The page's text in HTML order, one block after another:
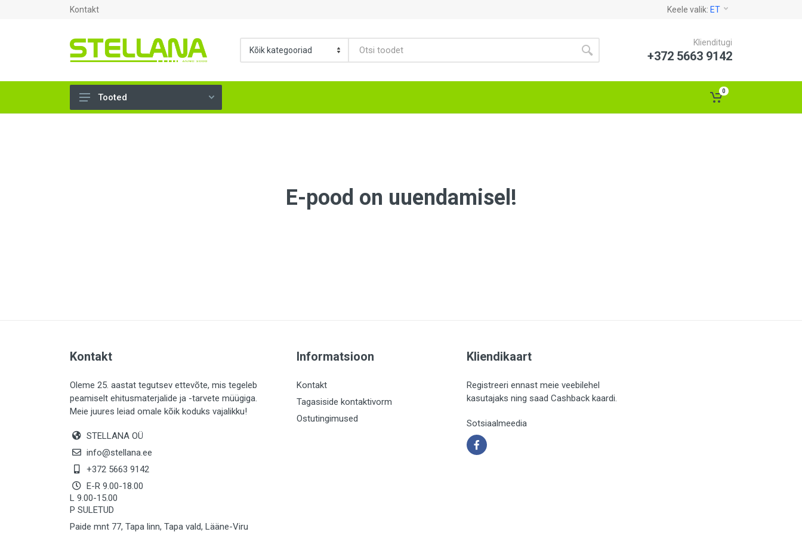
Kontakt Keele valik: ET
Klienditugi
+372 5663 9142
LIISTUD (183)
KIVID (31)
KATTED (133)
MAALRITARBED (1029)
SOOJUSTUS (15)
KEEMIA (222)
TÖÖRIIDED (117)
SAUN (8)
Tooted
0
E-pood on uuendamisel!
Kontakt
Oleme 25. aastat tegutsev ettevõte, mis tegeleb
peamiselt ehitusmaterjalide ja -tarvete müügiga.
Meie juures leiad omale kõik koduks vajalikku!
STELLANA OÜ
info@stellana.ee
+372 5663 9142
E-R 9.00-18.00
L 9.00-15.00
P SULETUD
Paide mnt 77, Tapa linn, Tapa vald, Lääne-Viru
Informatsioon
Kontakt
Tagasiside kontaktivorm
Ostutingimused
Kliendikaart
Registreeri ennast meie veebilehel
kasutajaks ning saad Cashback kaardi.
Sotsiaalmeedia